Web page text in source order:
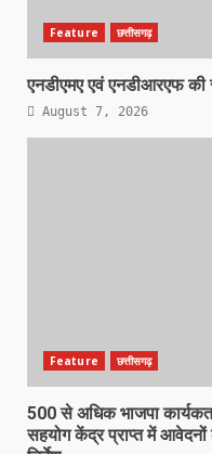
Feature छत्तीसगढ़
एनडीएमए एवं एनडीआरएफ
August 7, 2026
Feature छत्तीसगढ़
500 से अधिक भाजपा
सहयोग केंद्र प्राप्त में आवेदनों